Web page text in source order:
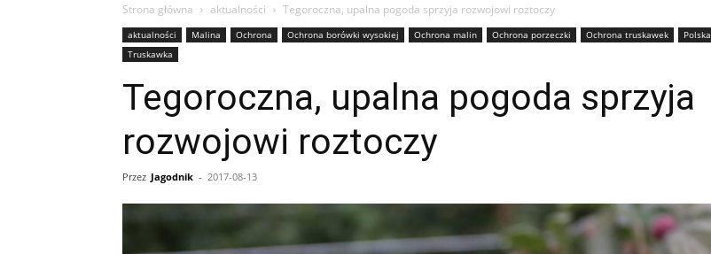
Strona główna aktualności Tegoroczna, upalna pogoda sprzyja rozwojowi roztoczy
aktualności Malina Ochrona Ochrona borówki wysokiej Ochrona malin Ochrona porzeczki Ochrona truskawek
Polska
Truskawka
Tegoroczna, upalna pogoda sprzyja
rozwojowi roztoczy
Przez Jagodnik - 2017-08-13